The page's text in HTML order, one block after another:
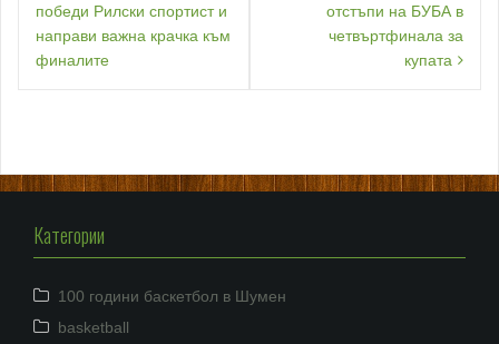
победи Рилски спортист и
направи важна крачка към
финалите
отстъпи на БУБА в
четвъртфинала за
купата
Категории
100 години баскетбол в Шумен
basketball